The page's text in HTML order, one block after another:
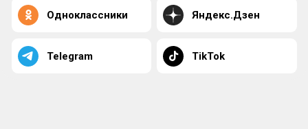
Одноклассники Яндекс.Дзен
Telegram TikTok